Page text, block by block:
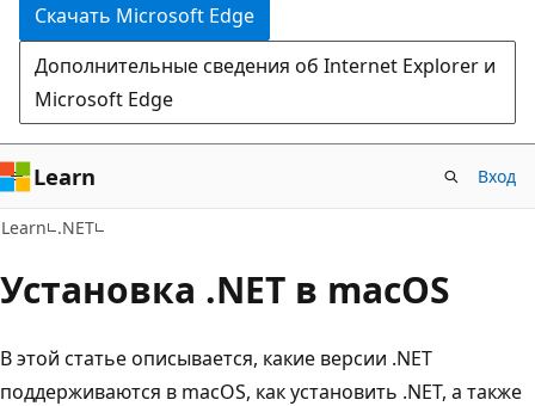
Скачать Microsoft Edge
Дополнительные сведения об Internet Explorer и
Microsoft Edge
Learn Вход
Learn .NET
Установка .NET в macOS
В этой статье описывается, какие версии .NET
поддерживаются в macOS, как установить .NET, а также